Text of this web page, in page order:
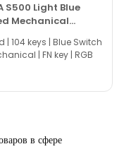
S500 Light Blue
Mechanical
Клавиатура
| 104 keys | Blue Switch
| FN key | RGB
в сфере